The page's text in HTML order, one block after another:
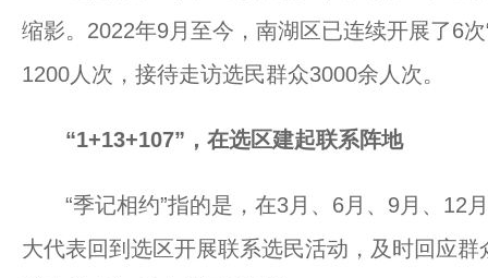
缩影。2022年9月至今，南湖区已连续开展了6
1200人次，接待走访选民群众3000余人次。
“1+13+107”，在选区建起联系阵地
“季记相约”指的是，在3月、6月、9月、12
大代表回到选区开展联系选民活动，及时回应